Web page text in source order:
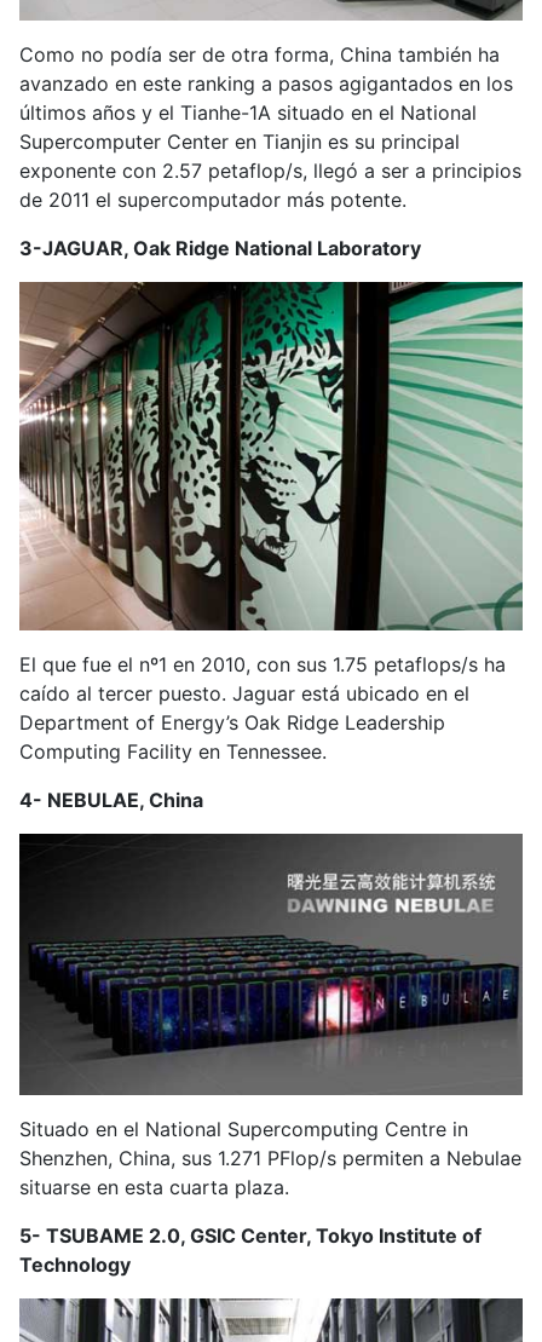
Como no podía ser de otra forma, China también ha
avanzado en este ranking a pasos agigantados en los
últimos años y el Tianhe-1A situado en el National
Supercomputer Center en Tianjin es su principal
exponente con 2.57 petaflop/s, llegó a ser a principios
de 2011 el supercomputador más potente.
3-JAGUAR, Oak Ridge National Laboratory
El que fue el nº1 en 2010, con sus 1.75 petaflops/s ha
caído al tercer puesto. Jaguar está ubicado en el
Department of Energy’s Oak Ridge Leadership
Computing Facility en Tennessee.
4- NEBULAE, China
Situado en el National Supercomputing Centre in
Shenzhen, China, sus 1.271 PFlop/s permiten a Nebulae
situarse en esta cuarta plaza.
5- TSUBAME 2.0, GSIC Center, Tokyo Institute of
Technology